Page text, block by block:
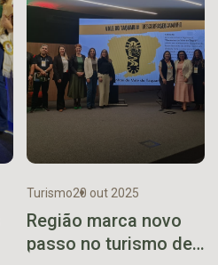
Turismo20 out 2025
Região marca novo
passo no turismo de